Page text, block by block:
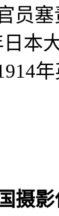
员
本
摄